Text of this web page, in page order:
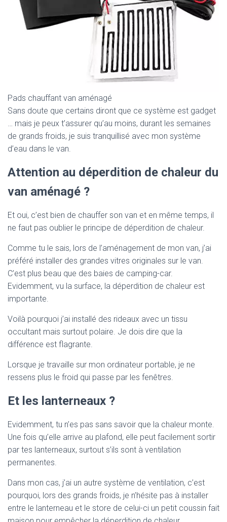
Pads chauffant van aménagé
Sans doute que certains diront que ce système est gadget
… mais je peux t’assurer qu’au moins, durant les semaines
de grands froids, je suis tranquillisé avec mon système
d’eau dans le van.
Attention au déperdition de chaleur du
van aménagé ?
Et oui, c’est bien de chauffer son van et en même temps, il
ne faut pas oublier le principe de déperdition de chaleur.
Comme tu le sais, lors de l’aménagement de mon van, j’ai
préféré installer des grandes vitres originales sur le van.
C’est plus beau que des baies de camping-car.
Evidemment, vu la surface, la déperdition de chaleur est
importante.
Voilà pourquoi j’ai installé des rideaux avec un tissu
occultant mais surtout polaire. Je dois dire que la
différence est flagrante.
Lorsque je travaille sur mon ordinateur portable, je ne
ressens plus le froid qui passe par les fenêtres.
Et les lanterneaux ?
Evidemment, tu n’es pas sans savoir que la chaleur monte.
Une fois qu’elle arrive au plafond, elle peut facilement sortir
par tes lanterneaux, surtout s’ils sont à ventilation
permanentes.
Dans mon cas, j’ai un autre système de ventilation, c’est
pourquoi, lors des grands froids, je n’hésite pas à installer
entre le lanterneau et le store de celui-ci un petit coussin fait